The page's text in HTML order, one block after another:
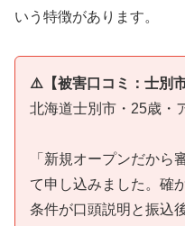
いう特徴があります。
⚠️【被害口コミ：士別
北海道士別市・25歳・
「新規オープンだから
て申し込みました。確
条件が口頭説明と振込